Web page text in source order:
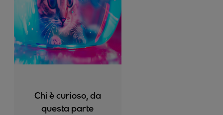
Chi è curioso, da
questa parte